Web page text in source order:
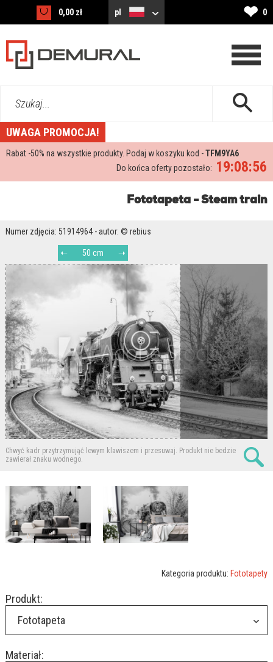
0,00 zł pl ❤ 0
Szukaj...
UWAGA PROMOCJA!
Rabat -50% na wszystkie produkty. Podaj w koszyku kod -TFM9YA6
19:08:55
Do końca oferty pozostało:
Fototapeta - Steam train
Numer zdjęcia: 51914964 - autor: © rebius
50 cm
Chwyć kadr przytrzymująć lewym klawiszem i przesuwaj. Produkt nie bedzie
zawierał znaku wodnego.
Kategoria produktu: Fototapety
Produkt:
Fototapeta
Materiał: